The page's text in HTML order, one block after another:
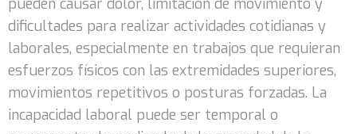
pueden causar dolor, limitación de movimiento y
dificultades para realizar actividades cotidianas y
laborales, especialmente en trabajos que requieran
esfuerzos físicos con las extremidades superiores,
movimientos repetitivos o posturas forzadas. La
incapacidad laboral puede ser temporal o